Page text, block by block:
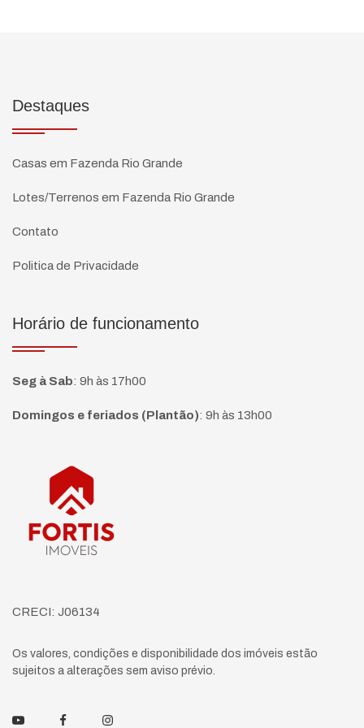
Destaques
Casas em Fazenda Rio Grande
Lotes/Terrenos em Fazenda Rio Grande
Contato
Politica de Privacidade
Horário de funcionamento
Seg à Sab: 9h às 17h00
Domingos e feriados (Plantão): 9h às 13h00
Página inicial
CRECI: J06134
Os valores, condições e disponibilidade dos imóveis estão
sujeitos a alterações sem aviso prévio.
Youtube FacebookInstagram